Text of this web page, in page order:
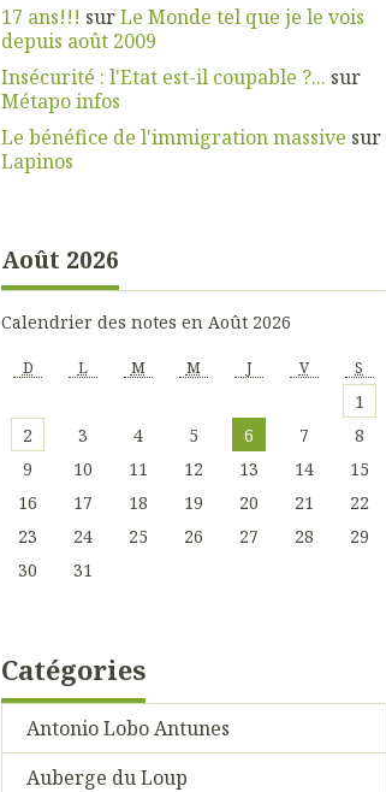
17 ans!!! surLe Monde tel que je le vois
depuis août 2009
Insécurité : l'Etat est-il coupable ?... sur
Métapo infos
Le bénéfice de l'immigration massive sur
Lapinos
Août 2026
Calendrier des notes en Août 2026
D L M M J V S
1
2
3 4 5 6 7
8
9
10 11 12 13 14
15
16
17 18 19 20 21
22
23
24 25 26 27 28
29
30
31
Catégories
Antonio Lobo Antunes
Auberge du Loup